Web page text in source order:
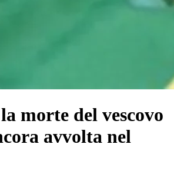
morte del vescovo
avvolta nel